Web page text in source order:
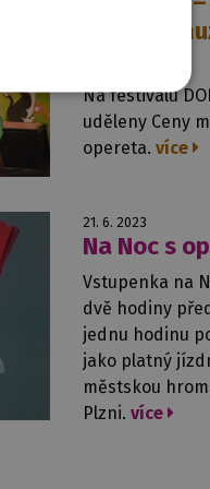
nejlepší
Na festivalu
uděleny Ceny
opereta. více
21. 6. 2023
Na Noc s
Vstupenka na
dvě hodiny
jednu hodinu
jako platný
městskou
Plzni. více